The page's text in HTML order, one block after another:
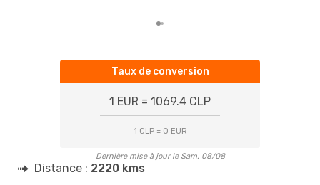
Taux de conversion
1 EUR = 1069.4 CLP
1 CLP = 0 EUR
Dernière mise à jour le Sam. 08/08
Distance : 2220 kms